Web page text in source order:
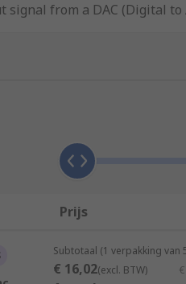
signal from a DAC (Digital
voltage and
a MOSFET on or off.
drivers are ideal
Prijs
Subtotaal (1 verpakking van
€ 16,02(excl. BTW)